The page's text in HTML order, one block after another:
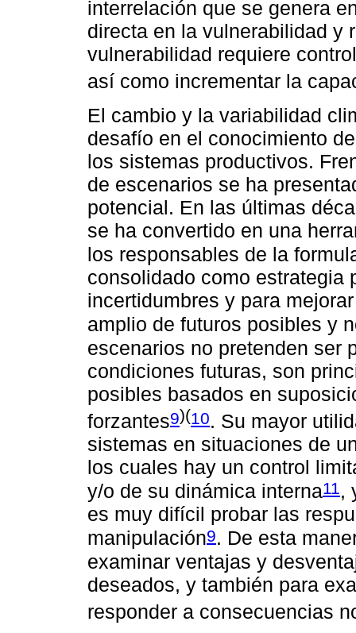
interrelación que se genera
directa en la vulnerabilidad y
vulnerabilidad requiere
así como incrementar la
El cambio y la variabilidad
desafío en el conocimiento
los sistemas productivos.
de escenarios se ha
potencial. En las últimas
se ha convertido en una
los responsables de la
consolidado como estrategia
incertidumbres y para
amplio de futuros posibles y
escenarios no pretenden ser
condiciones futuras, son
posibles basados en
forzantes9)(10. Su mayor
sistemas en situaciones de
los cuales hay un control
y/o de su dinámica interna11,
es muy difícil probar las
manipulación9. De esta
examinar ventajas y
deseados, y también para
responder a consecuencias